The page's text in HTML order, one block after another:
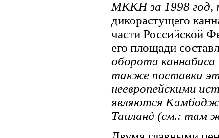
МККН за 1998 год,
дикорастущего
части Российской
его площади
оборота
также поставки
неевропейскими
являются
Таиланд (см.: там